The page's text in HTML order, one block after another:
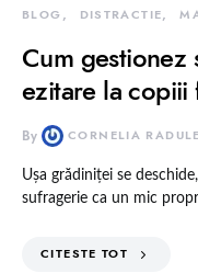
BLOG DISTRACTIE
Cum gestionez
ezitare la copiii
By CORNELIA
Ușa grădiniței se
sufragerie ca un mic
CITESTE TOT